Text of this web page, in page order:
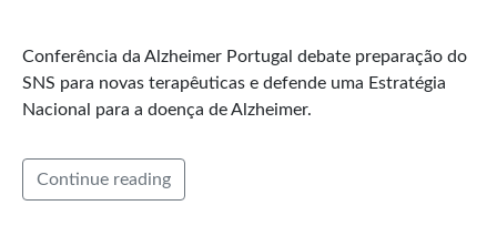
Conferência da Alzheimer Portugal debate preparação do
SNS para novas terapêuticas e defende uma Estratégia
Nacional para a doença de Alzheimer.
Continue reading